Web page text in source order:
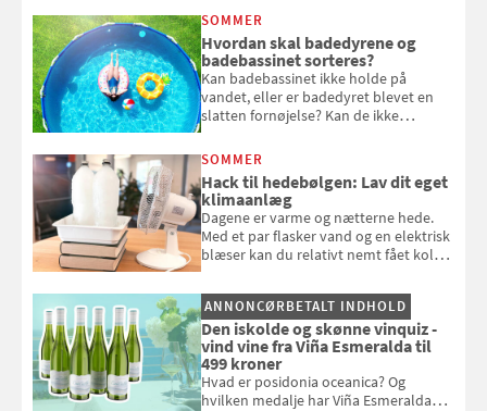
at bede naboen om at vande eller
komme hjem til døde planter
SOMMER
Hvordan skal badedyrene og
badebassinet sorteres?
Kan badebassinet ikke holde på
vandet, eller er badedyret blevet en
slatten fornøjelse? Kan de ikke
opmærksom, når du smider
badebassinet eller et badedyr ud
SOMMER
Hack til hedebølgen: Lav dit eget
klimaanlæg
Dagene er varme og nætterne hede.
Med et par flasker vand og en elektrisk
blæser kan du relativt nemt fået koldt
og se, hvordan du gør
ANNONCØRBETALT INDHOLD
Den iskolde og skønne vinquiz -
vind vine fra Viña Esmeralda til
499 kroner
Hvad er posidonia oceanica? Og
hvilken medalje har Viña Esmeralda